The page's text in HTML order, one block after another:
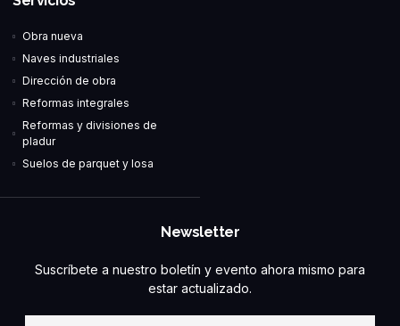
Obra nueva
Naves industriales
Dirección de obra
Reformas integrales
Reformas y divisiones de
pladur
Suelos de parquet y losa
Newsletter
Suscríbete a nuestro boletín y evento ahora mismo para
estar actualizado.